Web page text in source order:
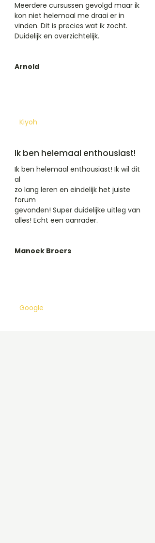
Meerdere cursussen gevolgd maar ik
kon niet helemaal me draai er in
vinden. Dit is precies wat ik zocht.
Duidelijk en overzichtelijk.
Arnold
Kiyoh
Ik ben helemaal enthousiast!
Ik ben helemaal enthousiast! Ik wil dit
al
zo lang leren en eindelijk het juiste
forum
gevonden! Super duidelijke uitleg van
alles! Echt een aanrader.
Manoek Broers
Google